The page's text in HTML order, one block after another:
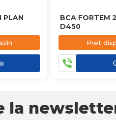
PLAN
BCA FORTEM
D450
Pret
la